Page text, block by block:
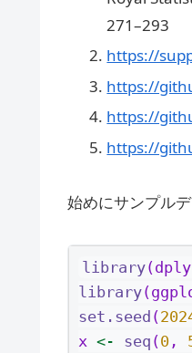
271–293
https://
https://
https://
https://
始めにサンプル
library
library
set.seed (
x <- seq (0 ,